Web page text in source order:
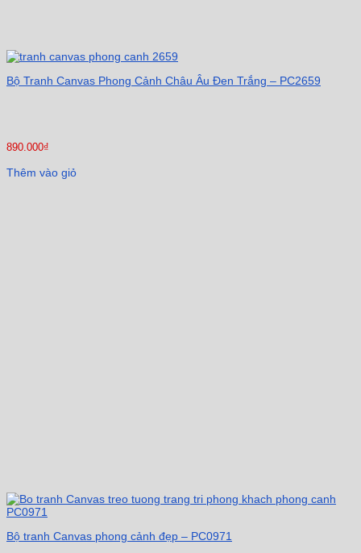
Bộ Tranh Canvas Phong Cảnh Châu Âu Đen Trắng – PC2659
890.000₫
Thêm vào giỏ
Bộ tranh Canvas phong cảnh đẹp – PC0971